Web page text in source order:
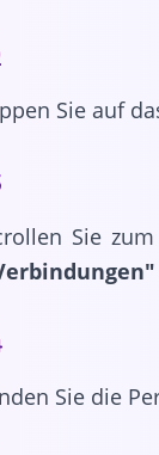
Sie auf
Sie
Sie die